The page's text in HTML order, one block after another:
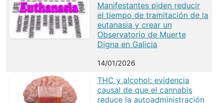
Manifestantes piden reducir
el tiempo de tramitación de la
eutanasia y crear un
Observatorio de Muerte
Digna en Galicia
14/01/2026
THC y alcohol: evidencia
causal de que el cannabis
reduce la autoadministración